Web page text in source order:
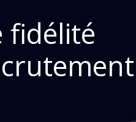
fidélité